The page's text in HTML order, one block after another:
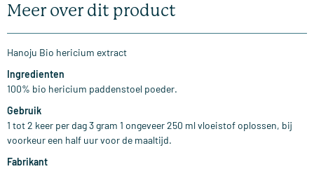
Meer over dit product
Hanoju Bio hericium extract
Ingredienten
100% bio hericium paddenstoel poeder.
Gebruik
1 tot 2 keer per dag 3 gram 1 ongeveer 250 ml vloeistof oplossen, bij
voorkeur een half uur voor de maaltijd.
Fabrikant